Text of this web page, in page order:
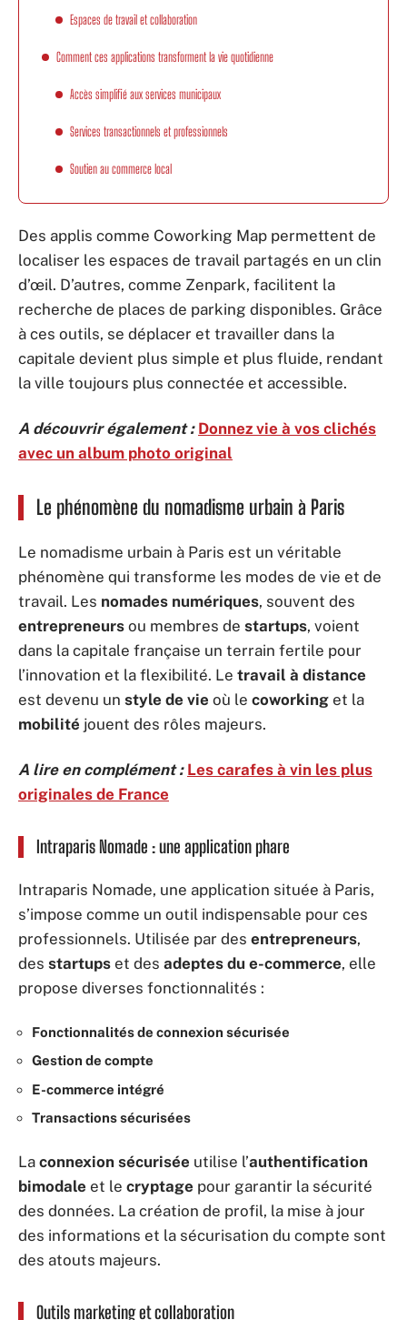
Espaces de travail et collaboration
Comment ces applications transforment la vie quotidienne
Accès simplifié aux services municipaux
Services transactionnels et professionnels
Soutien au commerce local
Des applis comme Coworking Map permettent de
localiser les espaces de travail partagés en un clin
d’œil. D’autres, comme Zenpark, facilitent la
recherche de places de parking disponibles. Grâce
à ces outils, se déplacer et travailler dans la
capitale devient plus simple et plus fluide, rendant
la ville toujours plus connectée et accessible.
A découvrir également : Donnez vie à vos clichés
avec un album photo original
Le phénomène du nomadisme urbain à Paris
Le nomadisme urbain à Paris est un véritable
phénomène qui transforme les modes de vie et de
travail. Les nomades numériques, souvent des
entrepreneurs ou membres de startups, voient
dans la capitale française un terrain fertile pour
l’innovation et la flexibilité. Le travail à distance
est devenu un style de vie où le coworking et la
mobilité jouent des rôles majeurs.
A lire en complément : Les carafes à vin les plus
originales de France
Intraparis Nomade : une application phare
Intraparis Nomade, une application située à Paris,
s’impose comme un outil indispensable pour ces
professionnels. Utilisée par des entrepreneurs,
des startups et des adeptes du e-commerce, elle
propose diverses fonctionnalités :
Fonctionnalités de connexion sécurisée
Gestion de compte
E-commerce intégré
Transactions sécurisées
La connexion sécurisée utilise l’authentification
bimodale et le cryptage pour garantir la sécurité
des données. La création de profil, la mise à jour
des informations et la sécurisation du compte sont
des atouts majeurs.
Outils marketing et collaboration